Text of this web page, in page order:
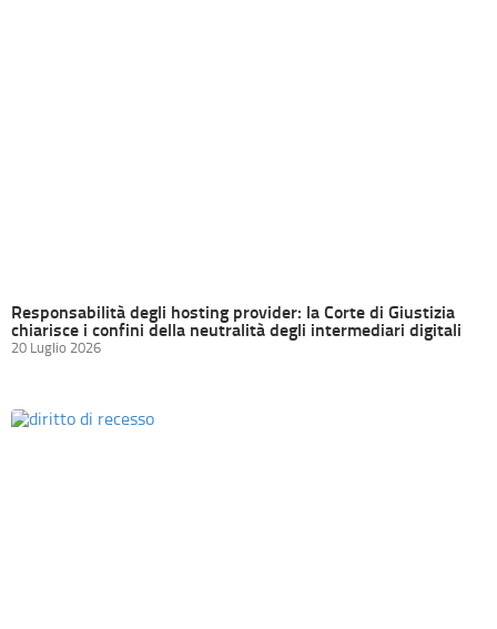
Responsabilità degli hosting provider: la Corte di Giustizia
chiarisce i confini della neutralità degli intermediari digitali
20 Luglio 2026